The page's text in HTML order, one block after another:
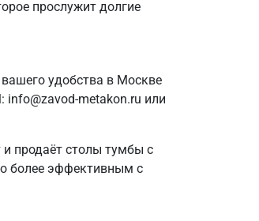
прослужит долгие
удобства в Москве
metakon.ru или
и продаёт столы тумбы с
более эффективным с